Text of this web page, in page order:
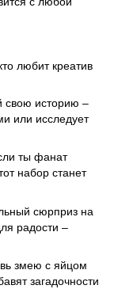
любит креатив
свою историю –
или исследует
ты фанат
набор станет
сюрприз на
радости –
змею с яйцом
загадочности